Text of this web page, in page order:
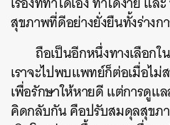
สุขภาพที่ดีอย่างยั่งยืนทั้งร่างก
ถือเป็นอีกหนึ่งทางเลือก
เราจะไปพบแพทย์ก็ต่อเมื่อไม่
เพื่อรักษาให้หายดี แต่การดูแ
คิดกลับกัน คือปรับสมดุลสุขภ